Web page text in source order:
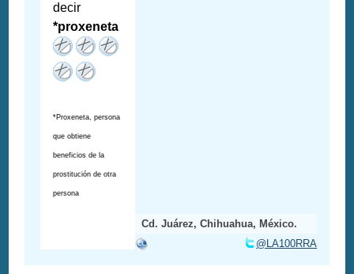
decir
*proxeneta
*Proxeneta, persona
que obtiene
beneficios de la
prostitución de otra
persona
Cd. Juárez, Chihuahua, México.
@LA100RRA